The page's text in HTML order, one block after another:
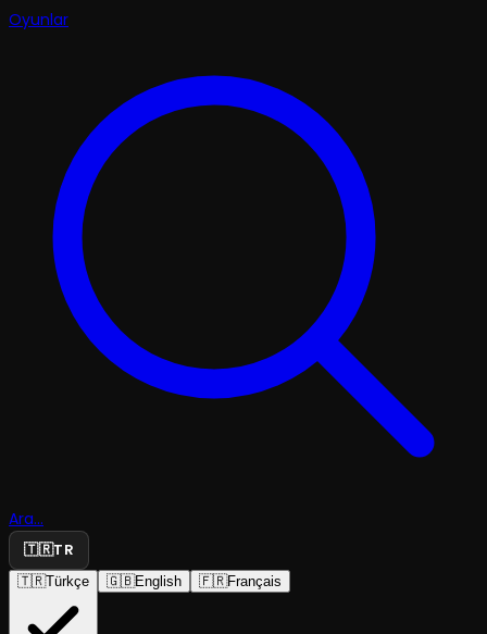
Oyunlar
Ara...
🇹🇷TR
🇹🇷Türkçe 🇬🇧English 🇫🇷Français